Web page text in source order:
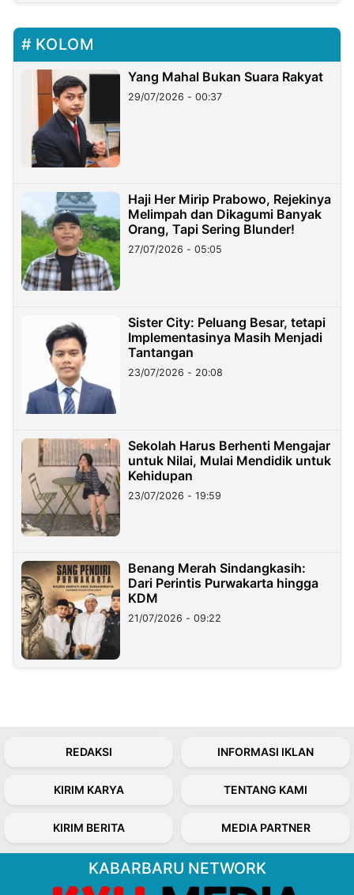
KOLOM
Yang Mahal Bukan Suara Rakyat
29/07/2026 - 00:37
Haji Her Mirip Prabowo, Rejekinya
Melimpah dan Dikagumi Banyak
Orang, Tapi Sering Blunder!
27/07/2026 - 05:05
Sister City: Peluang Besar, tetapi
Implementasinya Masih Menjadi
Tantangan
23/07/2026 - 20:08
Sekolah Harus Berhenti Mengajar
untuk Nilai, Mulai Mendidik untuk
Kehidupan
23/07/2026 - 19:59
Benang Merah Sindangkasih:
Dari Perintis Purwakarta hingga
KDM
21/07/2026 - 09:22
REDAKSI INFORMASI IKLAN
KIRIM KARYA TENTANG KAMI
KIRIM BERITA MEDIA PARTNER
KABARBARU NETWORK